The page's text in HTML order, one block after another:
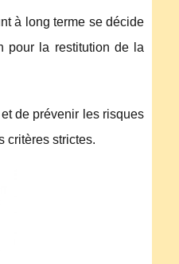
à long terme se décide
pour la restitution de la
de prévenir les risques
critères strictes.